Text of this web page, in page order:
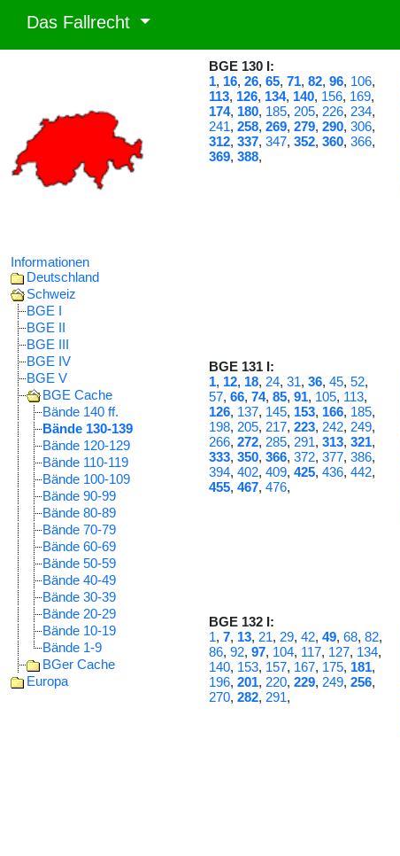
Das Fallrecht
Informationen
Deutschland
Schweiz
BGE I
BGE II
BGE III
BGE IV
BGE V
BGE Cache
Bände 140 ff.
Bände 130-139
Bände 120-129
Bände 110-119
Bände 100-109
Bände 90-99
Bände 80-89
Bände 70-79
Bände 60-69
Bände 50-59
Bände 40-49
Bände 30-39
Bände 20-29
Bände 10-19
Bände 1-9
BGer Cache
Europa
BGE 130 I:
1, 16, 26, 65, 71, 82, 96, 106,
113, 126, 134, 140, 156, 169,
174, 180, 185, 205, 226, 234,
241, 258, 269, 279, 290, 306,
312, 337, 347, 352, 360, 366,
369, 388,
BGE 131 I:
1, 12, 18, 24, 31, 36, 45, 52,
57, 66, 74, 85, 91, 105, 113,
126, 137, 145, 153, 166, 185,
198, 205, 217, 223, 242, 249,
266, 272, 285, 291, 313, 321,
333, 350, 366, 372, 377, 386,
394, 402, 409, 425, 436, 442,
455, 467, 476,
BGE 132 I:
1, 7, 13, 21, 29, 42, 49, 68, 82,
86, 92, 97, 104, 117, 127, 134,
140, 153, 157, 167, 175, 181,
196, 201, 220, 229, 249, 256,
270, 282, 291,